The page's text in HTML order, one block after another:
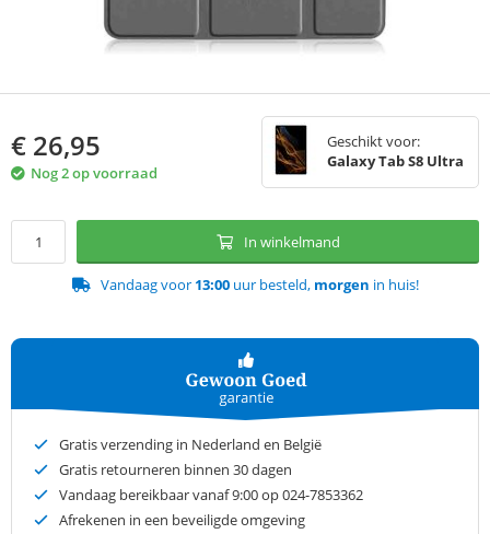
€ 26,95
Nog 2 op voorraad
Geschikt voor:
Galaxy Tab S8 Ultra
In winkelmand
Vandaag voor 13:00uur besteld, morgen in huis!
Gratis verzending in Nederland en België
Gratis retourneren binnen 30 dagen
Vandaag bereikbaar vanaf 9:00 op 024-7853362
Afrekenen in een beveiligde omgeving